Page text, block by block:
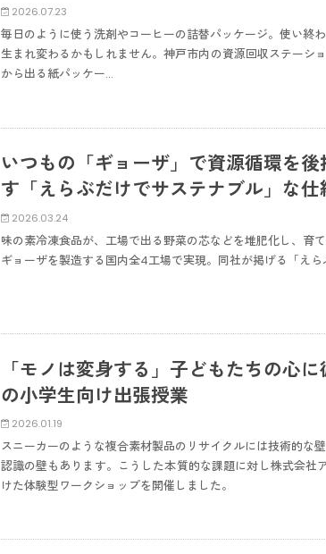
2026.07.23
毎日のように使う洗剤やコーヒーの詰替パッケージ。使い終
生まれ変わるかもしれません。神戸市内の資源回収ステー
から出る紙パッケー…
いつもの「ギョーザ」で資源循環を
す「えらぶだけでサステナブル」な仕
2026.03.24
味の素冷凍食品が、工場で出る野菜の芯などを堆肥化し、育
ギョーザを製造する国内全4工場で実現。同社が掲げる「え
「モノは変身する」子どもたちの心
の小学生向け出張授業
2026.01.19
スニーカーのような複合素材製品のリサイクルには技術的な
認識の壁もあります。こうした本質的な課題に対し株式会
けた体験型ワークショップを開催しました。